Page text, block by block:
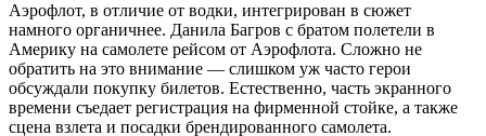
Аэрофлот, в отличие от водки, интегрирован в сюжет
намного органичнее. Данила Багров с братом полетели в
Америку на самолете рейсом от Аэрофлота. Сложно не
обратить на это внимание — слишком уж часто герои
обсуждали покупку билетов. Естественно, часть экранного
времени съедает регистрация на фирменной стойке, а также
сцена взлета и посадки брендированного самолета.